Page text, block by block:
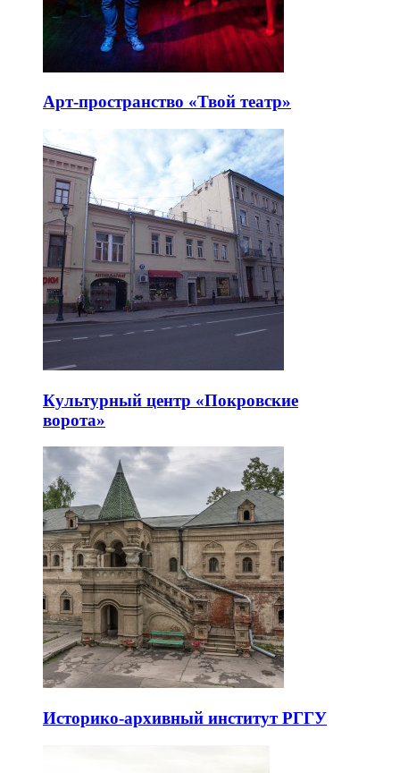
Арт-пространство «Твой театр»
Культурный центр «Покровские
ворота»
Историко-архивный институт РГГУ